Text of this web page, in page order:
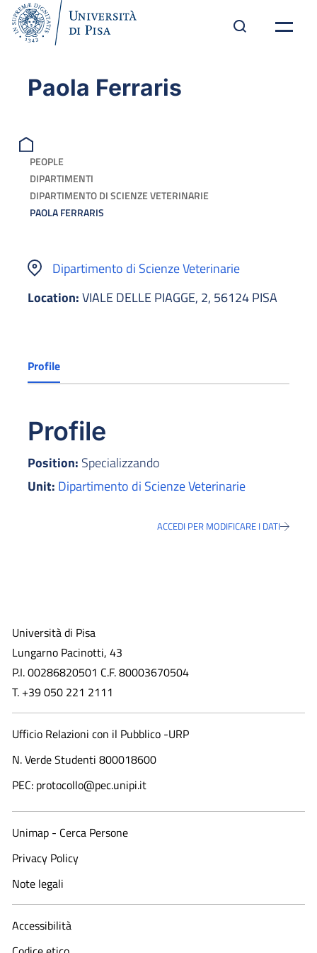
Paola Ferraris
PEOPLE
DIPARTIMENTI
DIPARTIMENTO DI SCIENZE VETERINARIE
PAOLA FERRARIS
Dipartimento di Scienze Veterinarie
Location:VIALE DELLE PIAGGE, 2, 56124 PISA
Profile
Profile
Position: Specializzando
Unit: Dipartimento di Scienze Veterinarie
ACCEDI PER MODIFICARE I DATI
Università di Pisa
Lungarno Pacinotti, 43
P.I. 00286820501 C.F. 80003670504
T. +39 050 221 2111
Ufficio Relazioni con il Pubblico -URP
N. Verde Studenti 800018600​
PEC: protocollo@pec.unipi.it
Unimap - Cerca Persone
Privacy Policy
Note legali
Accessibilità